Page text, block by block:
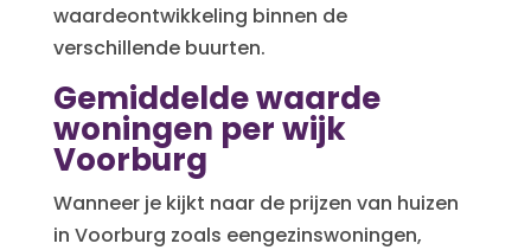
waardeontwikkeling binnen de
verschillende buurten.
Gemiddelde waarde
woningen per wijk
Voorburg
Wanneer je kijkt naar de prijzen van huizen
in Voorburg zoals eengezinswoningen,